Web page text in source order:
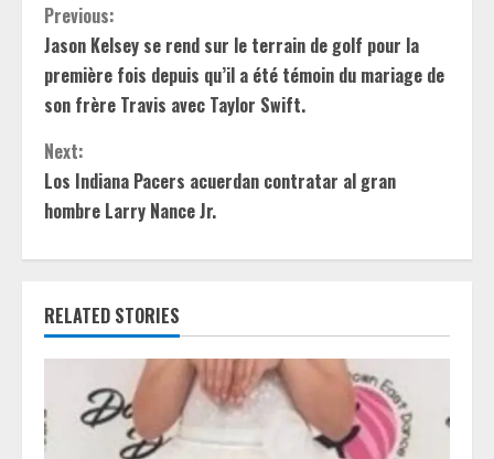
C
o
n
t
i
n
u
e
e
Previous:
Jason Kelsey se rend sur le terrain de golf pour la
première fois depuis qu’il a été témoin du mariage de
son frère Travis avec Taylor Swift.
Next:
Los Indiana Pacers acuerdan contratar al gran
hombre Larry Nance Jr.
RELATED STORIES